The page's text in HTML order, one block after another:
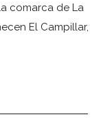
comarca de La
El Campillar,